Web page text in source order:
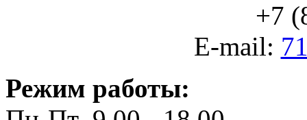
+7
E-mail:
Режим работы: